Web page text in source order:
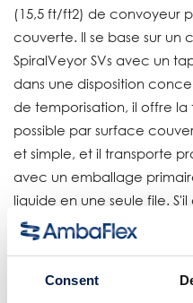
Consent
(15,5 ft/ft2) de convoyeur
couverte. Il se base sur un
SpiralVeyor SVs avec un
dans une disposition
de temporisation, il offre la
possible par surface
et simple, et il transporte
avec un emballage
liquide en une seule file.
qu'accumulateur à
tapis glisse sous les articles.
Pour des produits: